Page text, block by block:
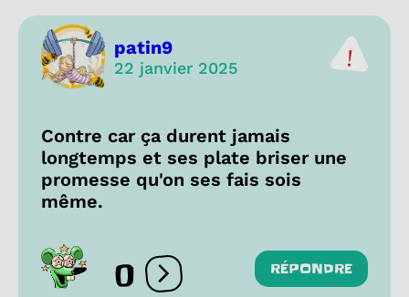
patin9
22 janvier 2025
Contre car ça durent jamais
longtemps et ses plate briser une
promesse qu'on ses fais sois
même.
0 Ouvrir les réactions
RÉPONDRE